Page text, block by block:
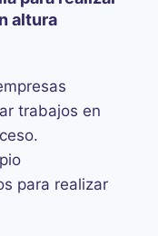
altura
trabajos en
para realizar